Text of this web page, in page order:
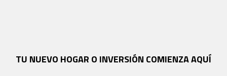
TU NUEVO HOGAR O INVERSIÓN COMIENZA AQUÍ